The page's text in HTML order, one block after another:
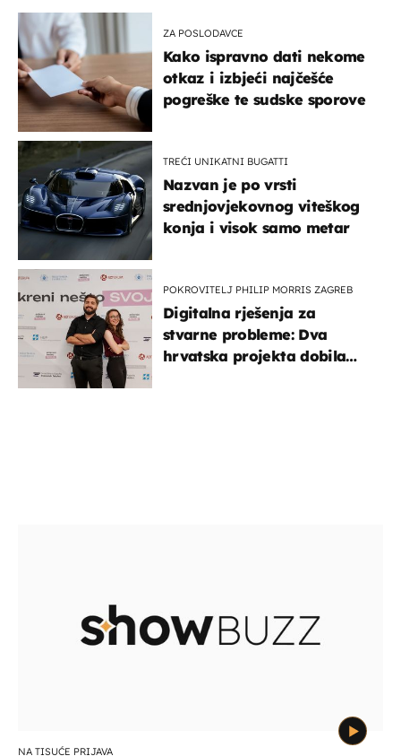
ZA POSLODAVCE
Kako ispravno dati nekome
otkaz i izbjeći najčešće
pogreške te sudske sporove
TREĆI UNIKATNI BUGATTI
Nazvan je po vrsti
srednjovjekovnog viteškog
konja i visok samo metar
POKROVITELJ PHILIP MORRIS ZAGREB
Digitalna rješenja za
stvarne probleme: Dva
hrvatska projekta dobila
NA TISUĆE PRIJAVA